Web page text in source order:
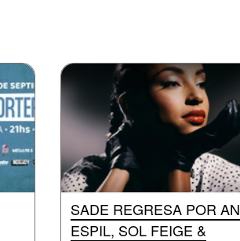
SADE REGRESA POR AN
ESPIL, SOL FEIGE &